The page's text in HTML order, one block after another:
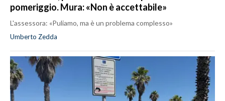
pomeriggio. Mura: «Non è accettabile»
L'assessora: «Puliamo, ma è un problema complesso»
Umberto Zedda